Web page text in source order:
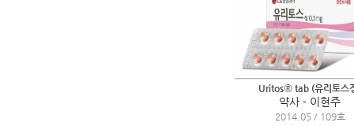
Uritos® tab (유리토스
약사 - 이현주
2014.05 / 109호